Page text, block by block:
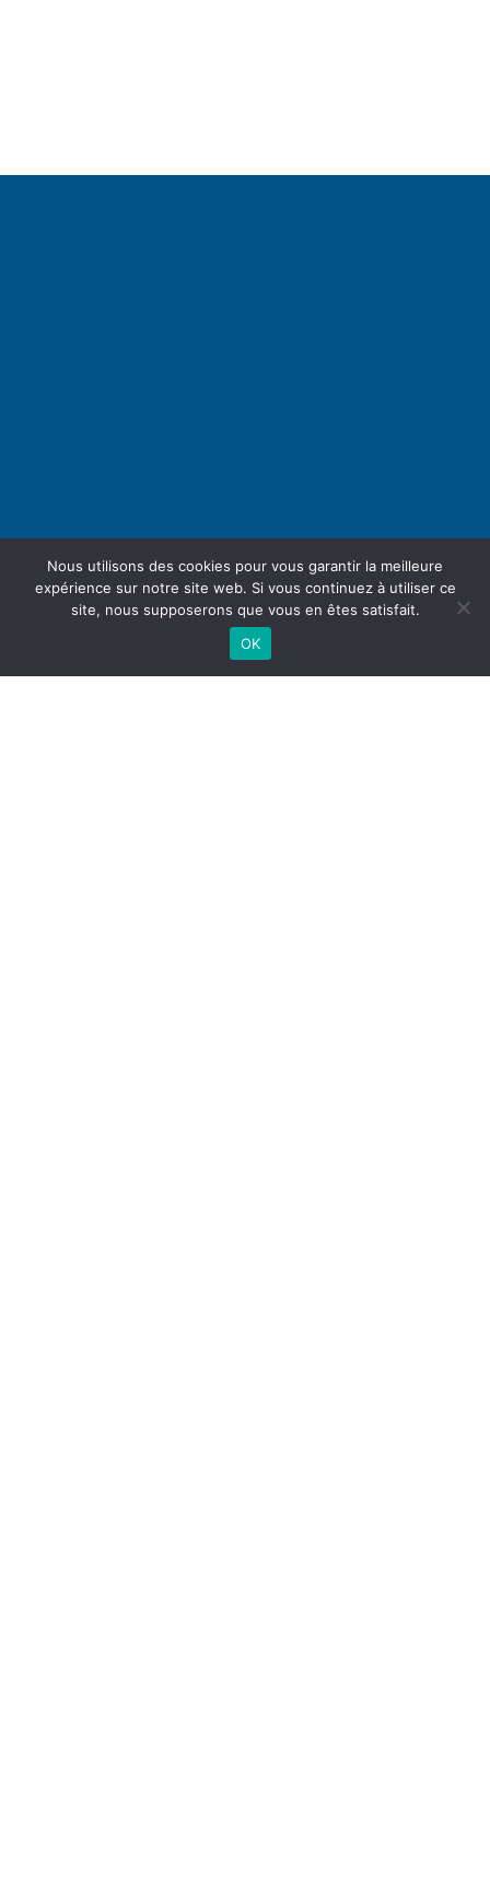
Nous utilisons des cookies pour vous garantir la meilleure
expérience sur notre site web. Si vous continuez à utiliser ce
site, nous supposerons que vous en êtes satisfait.
OK